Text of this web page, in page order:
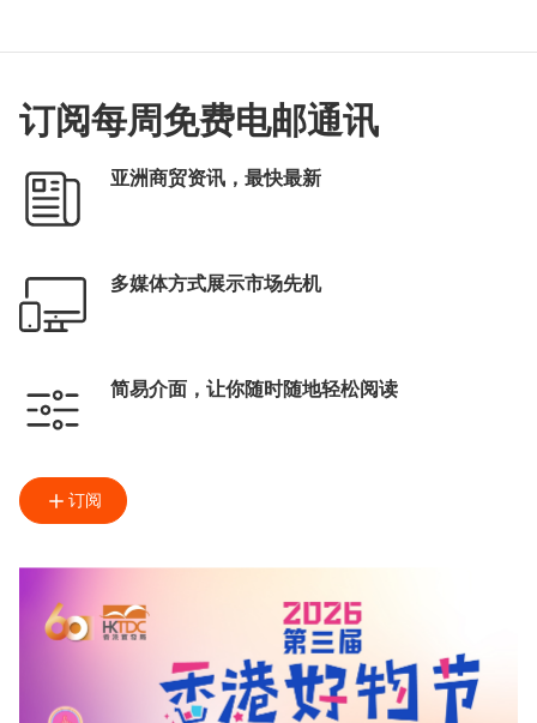
订阅每周免费电邮通讯
亚洲商贸资讯，最快最新
多媒体方式展示市场先机
简易介面，让你随时随地轻松阅读
订阅